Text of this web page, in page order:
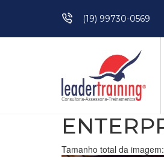
Pular para o conteúdo(19) 99730-0569
Tamanho total da imagem: